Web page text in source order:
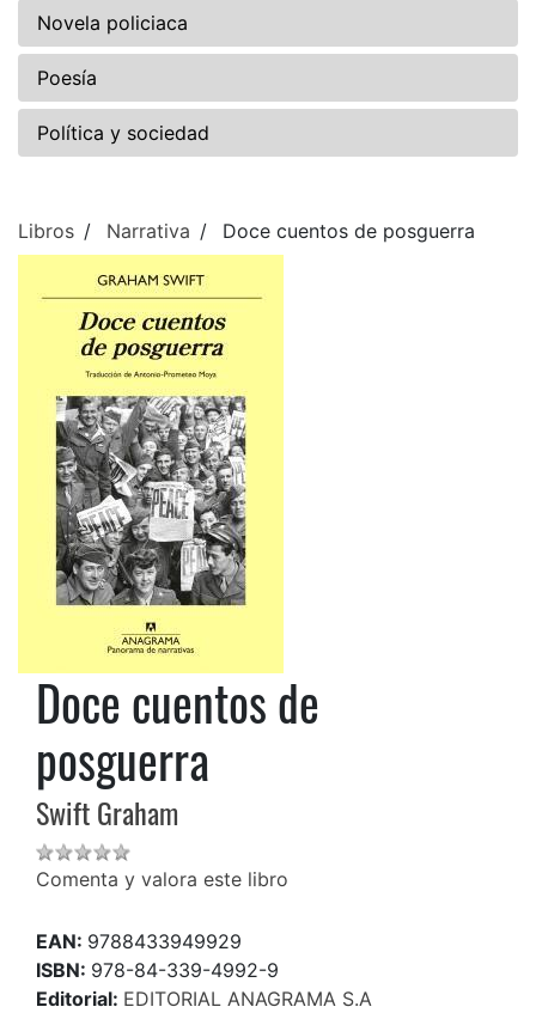
Novela policiaca
Poesía
Política y sociedad
Libros Narrativa Doce cuentos de posguerra
Doce cuentos de
posguerra
Swift Graham
Comenta y valora este libro
EAN: 9788433949929
ISBN: 978-84-339-4992-9
Editorial: EDITORIAL ANAGRAMA S.A